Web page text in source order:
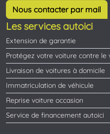
Nous contacter par mail
Les services autoici
Extension de garantie
Protégez votre voiture contre le
Livraison de voitures à domicile
Immatriculation de véhicule
Reprise voiture occasion
Service de financement autoici